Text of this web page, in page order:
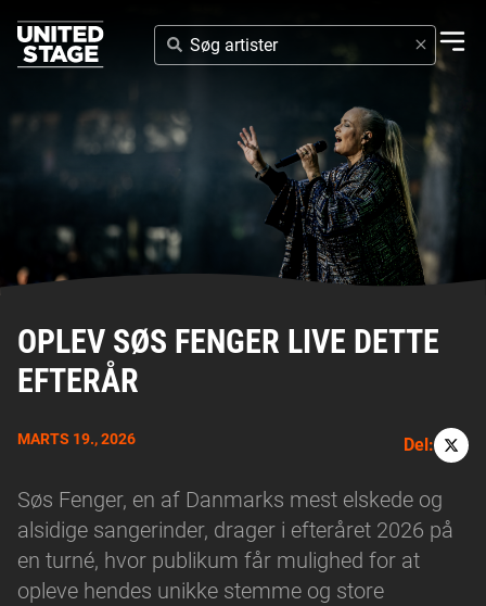
SØG
ARTISTER
OPLEV SØS FENGER LIVE DETTE
EFTERÅR
MARTS 19., 2026 Del:
Søs Fenger, en af Danmarks mest elskede og
alsidige sangerinder, drager i efteråret 2026 på
en turné, hvor publikum får mulighed for at
opleve hendes unikke stemme og store